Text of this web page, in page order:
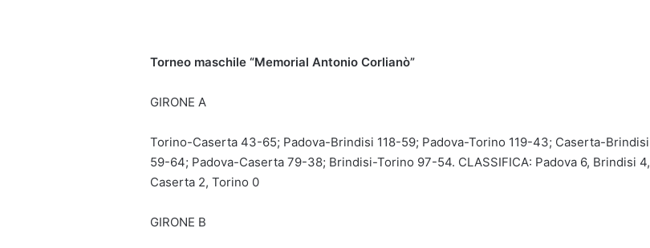
Torneo maschile “Memorial Antonio Corlianò”
GIRONE A
Torino-Caserta 43-65; Padova-Brindisi 118-59; Padova-Torino 119-43; Caserta-Brindisi
59-64; Padova-Caserta 79-38; Brindisi-Torino 97-54. CLASSIFICA: Padova 6, Brindisi 4,
Caserta 2, Torino 0
GIRONE B